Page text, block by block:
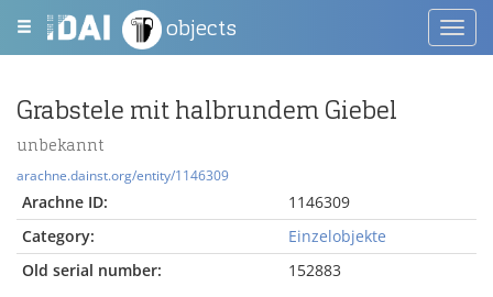
objects
Grabstele mit halbrundem Giebel
unbekannt
arachne.dainst.org/entity/1146309
Arachne ID:
1146309
Category:
Einzelobjekte
Old serial number:
152883